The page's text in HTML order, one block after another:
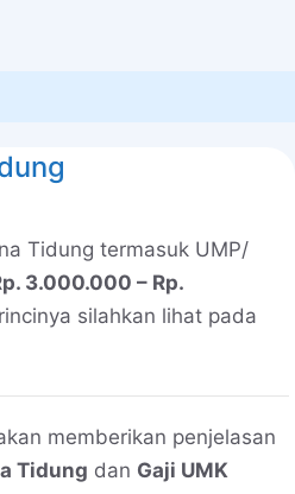
Tidung termasuk UMP/
3.000.000 – Rp.
silahkan lihat pada
memberikan penjelasan
Tidung dan Gaji UMK